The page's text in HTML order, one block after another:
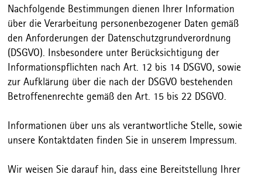
Nachfolgende Bestimmungen dienen Ihrer Information
über die Verarbeitung personenbezogener Daten gemäß
den Anforderungen der Datenschutzgrundverordnung
(DSGVO). Insbesondere unter Berücksichtigung der
Informationspflichten nach Art. 12 bis 14 DSGVO, sowie
zur Aufklärung über die nach der DSGVO bestehenden
Betroffenenrechte gemäß den Art. 15 bis 22 DSGVO.
Informationen über uns als verantwortliche Stelle, sowie
unsere Kontaktdaten finden Sie in unserem Impressum.
Wir weisen Sie darauf hin, dass eine Bereitstellung Ihrer